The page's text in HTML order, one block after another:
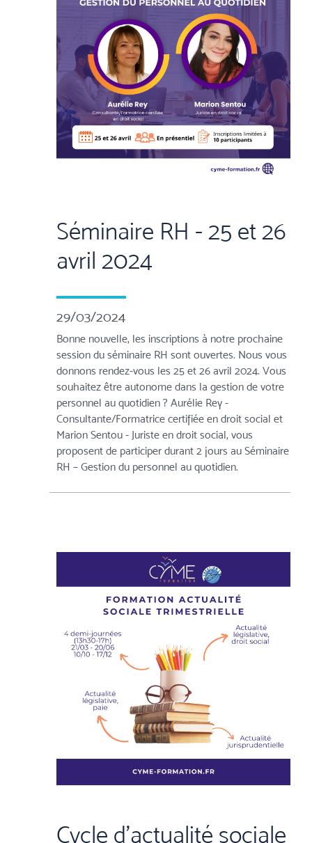
Séminaire RH - 25 et 26
avril 2024
29/03/2024
Bonne nouvelle, les inscriptions à notre prochaine
session du séminaire RH sont ouvertes. Nous vous
donnons rendez-vous les 25 et 26 avril 2024. Vous
souhaitez être autonome dans la gestion de votre
personnel au quotidien ? Aurélie Rey -
Consultante/Formatrice certifiée en droit social et
Marion Sentou - Juriste en droit social, vous
proposent de participer durant 2 jours au Séminaire
RH – Gestion du personnel au quotidien.
Cycle d'actualité sociale